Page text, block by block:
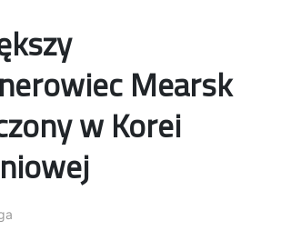
Mearsk
w Korei